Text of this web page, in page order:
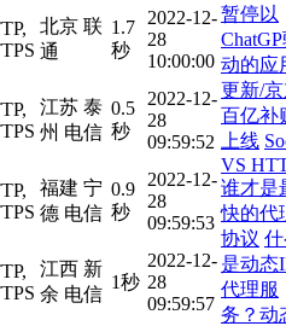
北京 联
通
1.7
秒
2022-12-
28
10:00:00
江苏 泰
州 电信
0.5
秒
2022-12-
28
09:59:52
福建 宁
德 电信
0.9
秒
2022-12-
28
09:59:53
江西 新
余 电信
1秒
2022-12-
28
09:59:57
暂停以
动的应
更新/
百亿补
上线
VS
谁才是
快的代
协议
是动态
代理服
务？动